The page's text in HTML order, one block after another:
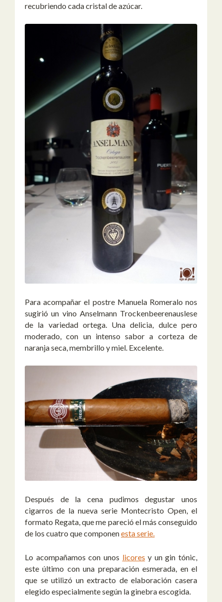
recubriendo cada cristal de azúcar.
Para acompañar el postre Manuela Romeralo nos
sugirió un vino Anselmann Trockenbeerenauslese
de la variedad ortega. Una delicia, dulce pero
moderado, con un intenso sabor a corteza de
naranja seca, membrillo y miel. Excelente.
Después de la cena pudimos degustar unos
cigarros de la nueva serie Montecristo Open, el
formato Regata, que me pareció el más conseguido
de los cuatro que componenesta serie.
Lo acompañamos con unos licores y un gin tónic,
este último con una preparación esmerada, en el
que se utilizó un extracto de elaboración casera
elegido especialmente según la ginebra escogida.